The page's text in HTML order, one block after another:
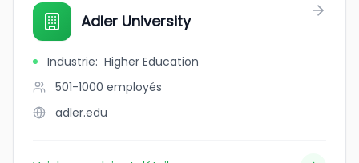
Adler University
Industrie: Higher Education
501-1000 employés
adler.edu